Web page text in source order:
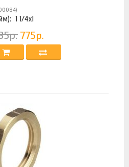
1 1/4х1
775р.